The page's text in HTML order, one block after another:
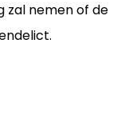
zal nemen of de